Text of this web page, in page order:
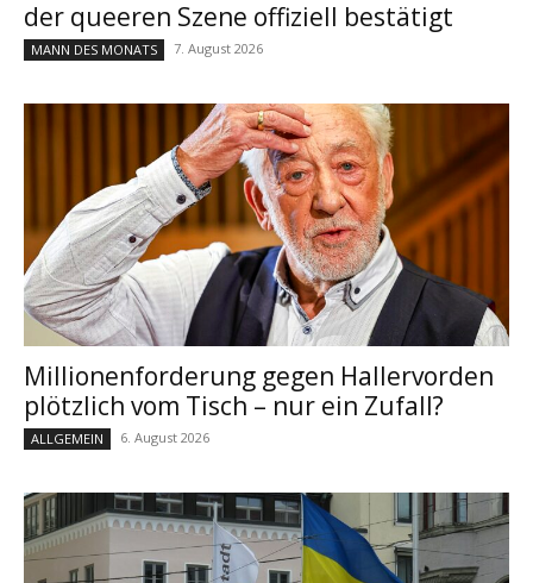
der queeren Szene offiziell bestätigt
MANN DES MONATS 7. August 2026
Millionenforderung gegen Hallervorden
plötzlich vom Tisch – nur ein Zufall?
ALLGEMEIN 6. August 2026